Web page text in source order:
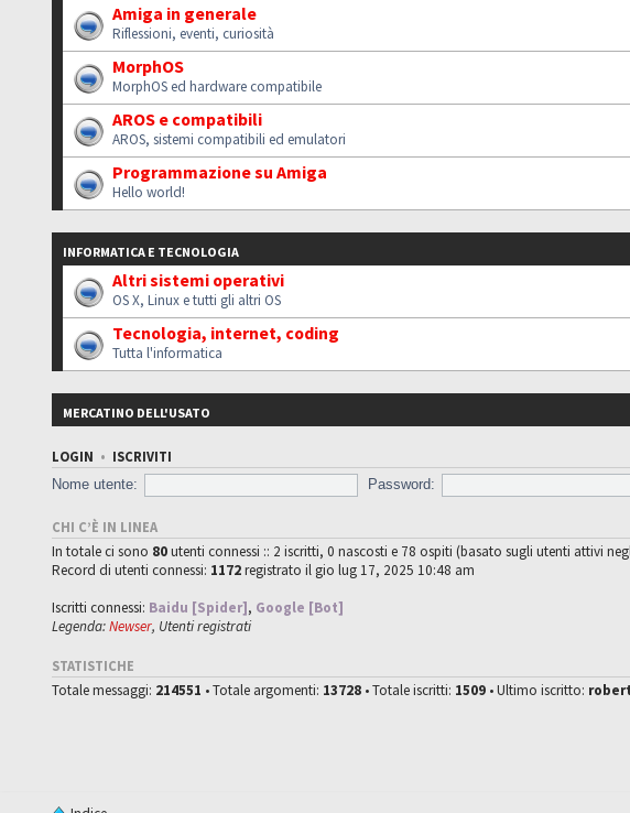
Amiga in generale
Riflessioni, eventi, curiosità
MorphOS
MorphOS ed hardware compatibile
AROS e compatibili
AROS, sistemi compatibili ed emulatori
Programmazione su Amiga
Hello world!
INFORMATICA E TECNOLOGIA
Altri sistemi operativi
OS X, Linux e tutti gli altri OS
Tecnologia, internet, coding
Tutta l'informatica
MERCATINO DELL'USATO
LOGIN • ISCRIVITI
Nome utente:
Password:
CHI C’È IN LINEA
In totale ci sono 80utenti connessi :: 2 iscritti, 0 nascosti e 78 ospiti (basato sugli utenti attivi
Record di utenti connessi: 1172registrato il gio lug 17, 2025 10:48 am
Iscritti connessi: Baidu [Spider], Google [Bot]
Legenda:Newser, Utenti registrati
STATISTICHE
Totale messaggi: 214551 • Totale argomenti: 13728 • Totale iscritti: 1509 • Ultimo iscritto: